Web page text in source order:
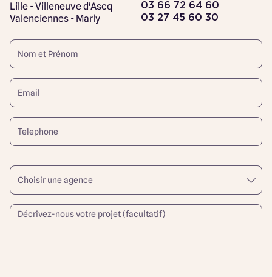
Lille - Villeneuve d'Ascq 03 66 72 64 60
Valenciennes - Marly 03 27 45 60 30